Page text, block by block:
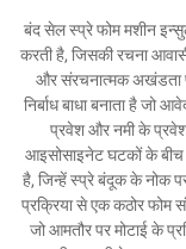
बंद सेल स्प्रे फोम मशीन
करती है, जिसकी रचना
और संरचनात्मक अखंडता
निर्बाध बाधा बनाता है जो
प्रवेश और नमी के
आइसोसाइनेट घटकों के बीच
है, जिन्हें स्प्रे बंदूक के नोक
प्रक्रिया से एक कठोर फोम
जो आमतौर पर मोटाई के